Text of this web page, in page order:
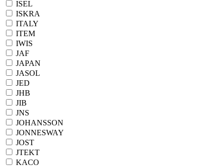
ISEL
ISKRA
ITALY
ITEM
IWIS
JAF
JAPAN
JASOL
JED
JHB
JIB
JNS
JOHANSSON
JONNESWAY
JOST
JTEKT
KACO